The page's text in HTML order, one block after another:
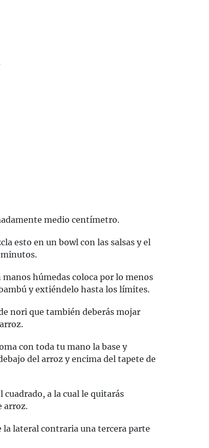
medio centímetro.
esto en un bowl con las salsas y el
minutos.
húmedas coloca por lo menos
y extiéndelo hasta los límites.
nori que también deberás mojar
con toda tu mano la base y
del arroz y encima del tapete de
a la cual le quitarás
arroz.
la lateral contraria una tercera parte